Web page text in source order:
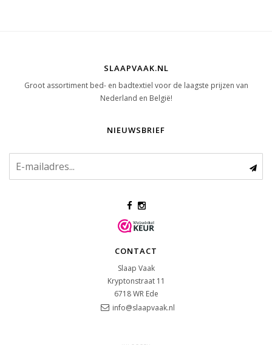
SLAAPVAAK.NL
Groot assortiment bed- en badtextiel voor de laagste prijzen van
Nederland en België!
NIEUWSBRIEF
CONTACT
Slaap Vaak
Kryptonstraat 11
6718 WR Ede
info@slaapvaak.nl